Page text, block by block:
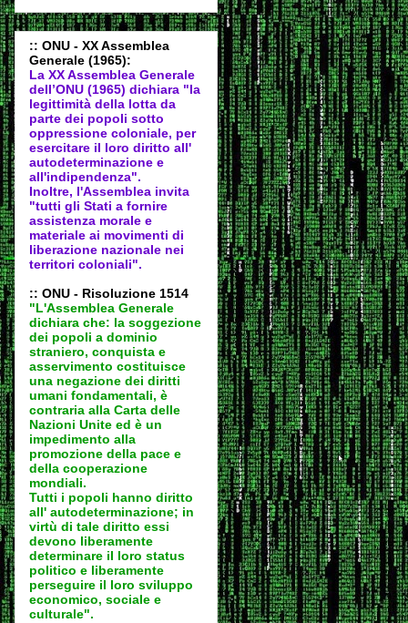
:: ONU - XX Assemblea
Generale (1965):
La XX Assemblea Generale
dell’ONU (1965) dichiara "la
legittimità della lotta da
parte dei popoli sotto
oppressione coloniale, per
esercitare il loro diritto all'
autodeterminazione e
all'indipendenza".
Inoltre, l'Assemblea invita
"tutti gli Stati a fornire
assistenza morale e
materiale ai movimenti di
liberazione nazionale nei
territori coloniali".
:: ONU - Risoluzione 1514
"L'Assemblea Generale
dichiara che: la soggezione
dei popoli a dominio
straniero, conquista e
asservimento costituisce
una negazione dei diritti
umani fondamentali, è
contraria alla Carta delle
Nazioni Unite ed è un
impedimento alla
promozione della pace e
della cooperazione
mondiali.
Tutti i popoli hanno diritto
all' autodeterminazione; in
virtù di tale diritto essi
devono liberamente
determinare il loro status
politico e liberamente
perseguire il loro sviluppo
economico, sociale e
culturale".